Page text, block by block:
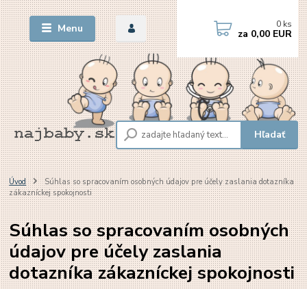
Menu
Hľadať
0 ks
za 0,00 EUR
Úvod
Súhlas so spracovaním osobných údajov pre účely zaslania dotazníka
zákazníckej spokojnosti
Súhlas so spracovaním osobných
údajov pre účely zaslania
dotazníka zákazníckej spokojnosti